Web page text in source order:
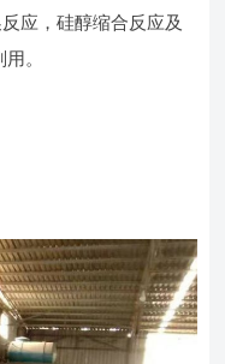
应，硅醇缩合反应及
。